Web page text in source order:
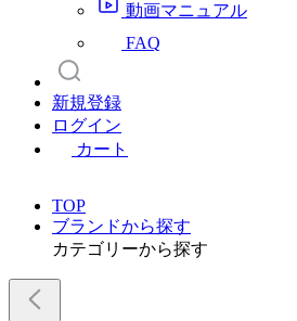
動画マニュアル
FAQ
新規登録
ログイン
カート
TOP
ブランドから探す
カテゴリーから探す